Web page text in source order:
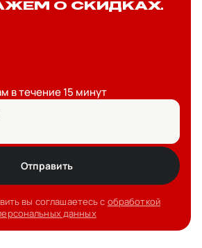
О СКИДКАХ.
в течение 15 минут
Отправить
вы соглашаетесь с обработкой
данных